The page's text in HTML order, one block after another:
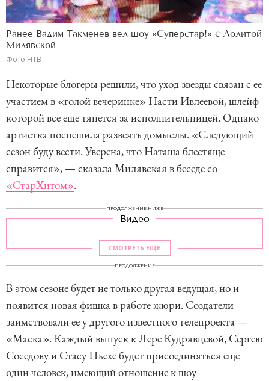
Ранее Вадим Такменев вел шоу «Суперстар!» с Лолитой
Милявской
Фото НТВ
Некоторые блогеры решили, что уход звезды связан с ее
участием в «голой вечеринке» Насти Ивлеевой, шлейф
которой все еще тянется за исполнительницей. Однако
артистка поспешила развеять домыслы. «Следующий
сезон буду вести. Уверена, что Наташа блестяще
справится», — сказала Милявская в беседе со
«СтарХитом».
ПРОДОЛЖЕНИЕ НИЖЕ
Видео
СМОТРЕТЬ ЕЩЕ
ПРОДОЛЖЕНИЕ
В этом сезоне будет не только другая ведущая, но и
появится новая фишка в работе жюри. Создатели
заимствовали ее у другого известного телепроекта —
«Маска». Каждый выпуск к Лере Кудрявцевой, Сергею
Соседову и Стасу Пьехе будет присоединяться еще
один человек, имеющий отношение к шоу